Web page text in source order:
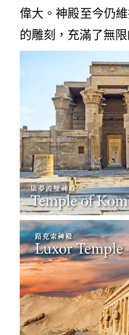
偉大。神殿至今仍
的雕刻，充滿了無限